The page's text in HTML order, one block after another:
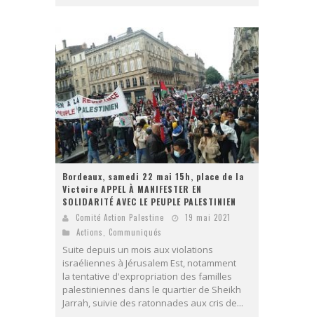
Bordeaux, samedi 22 mai 15h, place de la
Victoire APPEL À MANIFESTER EN
SOLIDARITÉ AVEC LE PEUPLE PALESTINIEN
Comité Action Palestine
19 mai 2021
Actions
Communiqués
Suite depuis un mois aux violations
israéliennes à Jérusalem Est, notamment
la tentative d'expropriation des familles
palestiniennes dans le quartier de Sheikh
Jarrah, suivie des ratonnades aux cris de...